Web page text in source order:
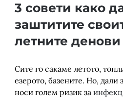
3 совети како
заштитите
летните денови
Сите го сакаме летото,
езерото, базените. Но, дали
носи голем ризик за